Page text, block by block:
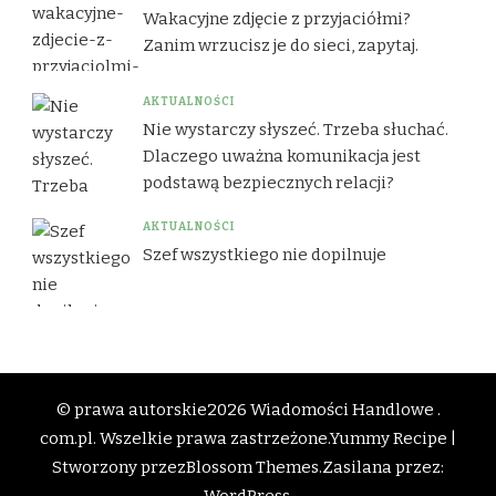
Wakacyjne zdjęcie z przyjaciółmi?
Zanim wrzucisz je do sieci, zapytaj.
AKTUALNOŚCI
Nie wystarczy słyszeć. Trzeba słuchać.
Dlaczego uważna komunikacja jest
podstawą bezpiecznych relacji?
AKTUALNOŚCI
Szef wszystkiego nie dopilnuje
© prawa autorskie2026 Wiadomości Handlowe .
com.pl. Wszelkie prawa zastrzeżone.Yummy Recipe |
Stworzony przezBlossom Themes.Zasilana przez: